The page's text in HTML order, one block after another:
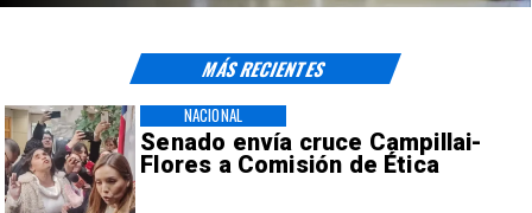
Senado envía cruce Campillai-
Flores a Comisión de Ética
NACIONAL
MÁS RECIENTES